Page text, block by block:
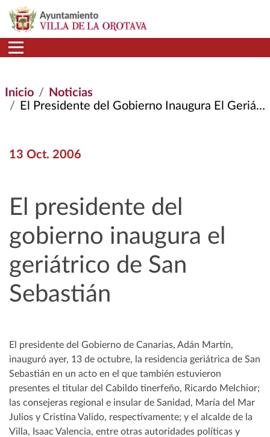
Pasar al contenido principal
Inicio
Noticias
El Presidente del Gobierno Inaugura El Geriátrico de San Sebastián
13 Oct. 2006
El presidente del
gobierno inaugura el
geriátrico de San
Sebastián
El presidente del Gobierno de Canarias, Adán Martín,
inauguró ayer, 13 de octubre, la residencia geriátrica de San
Sebastián en un acto en el que también estuvieron
presentes el titular del Cabildo tinerfeño, Ricardo Melchior;
las consejeras regional e insular de Sanidad, María del Mar
Julios y Cristina Valido, respectivamente; y el alcalde de la
Villa, Isaac Valencia, entre otras autoridades políticas y